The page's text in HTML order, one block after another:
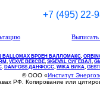
+7 (495) 22-
BALLOMAX БРОЕН БАЛЛОМАКС,
, VEXVE ВЕКСВЕ, SIGEVAL СИГЕВАЛ ,
. DANFOSS ДАНФОСС, WIKA ВИКА,
© ООО «Институт
РФ. Копирование или